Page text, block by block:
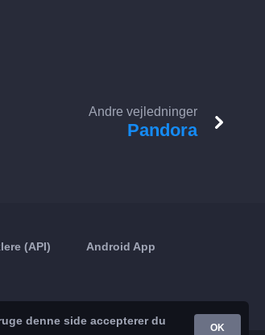
Andre vejledninger
Pandora
(API) Android App
denne side accepterer du
OK